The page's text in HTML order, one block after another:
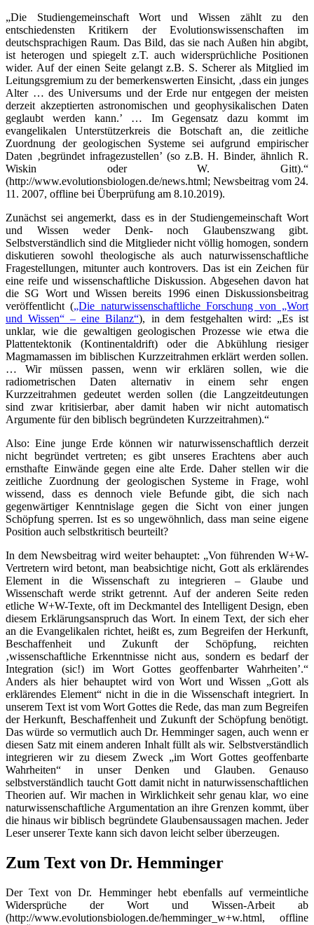
„Die Studiengemeinschaft Wort und Wissen zählt zu den
entschiedensten Kritikern der Evolutionswissenschaften im
deutschsprachigen Raum. Das Bild, das sie nach Außen hin abgibt,
ist heterogen und spiegelt z.T. auch widersprüchliche Positionen
wider. Auf der einen Seite gelangt z.B. S. Scherer als Mitglied im
Leitungsgremium zu der bemerkenswerten Einsicht, ‚dass ein junges
Alter … des Universums und der Erde nur entgegen der meisten
derzeit akzeptierten astronomischen und geophysikalischen Daten
geglaubt werden kann.’ … Im Gegensatz dazu kommt im
evangelikalen Unterstützerkreis die Botschaft an, die zeitliche
Zuordnung der geologischen Systeme sei aufgrund empirischer
Daten ‚begründet infragezustellen’ (so z.B. H. Binder, ähnlich R.
Wiskin oder W. Gitt).“
(http://www.evolutionsbiologen.de/news.html; Newsbeitrag vom 24.
11. 2007, offline bei Überprüfung am 8.10.2019).
Zunächst sei angemerkt, dass es in der Studiengemeinschaft Wort
und Wissen weder Denk- noch Glaubenszwang gibt.
Selbstverständlich sind die Mitglieder nicht völlig homogen, sondern
diskutieren sowohl theologische als auch naturwissenschaftliche
Fragestellungen, mitunter auch kontrovers. Das ist ein Zeichen für
eine reife und wissenschaftliche Diskussion. Abgesehen davon hat
die SG Wort und Wissen bereits 1996 einen Diskussionsbeitrag
veröffentlicht („Die naturwissenschaftliche Forschung von „Wort
und Wissen“ – eine Bilanz“), in dem festgehalten wird: „Es ist
unklar, wie die gewaltigen geologischen Prozesse wie etwa die
Plattentektonik (Kontinentaldrift) oder die Abkühlung riesiger
Magmamassen im biblischen Kurzzeitrahmen erklärt werden sollen.
… Wir müssen passen, wenn wir erklären sollen, wie die
radiometrischen Daten alternativ in einem sehr engen
Kurzzeitrahmen gedeutet werden sollen (die Langzeitdeutungen
sind zwar kritisierbar, aber damit haben wir nicht automatisch
Argumente für den biblisch begründeten Kurzzeitrahmen).“
Also: Eine junge Erde können wir naturwissenschaftlich derzeit
nicht begründet vertreten; es gibt unseres Erachtens aber auch
ernsthafte Einwände gegen eine alte Erde. Daher stellen wir die
zeitliche Zuordnung der geologischen Systeme in Frage, wohl
wissend, dass es dennoch viele Befunde gibt, die sich nach
gegenwärtiger Kenntnislage gegen die Sicht von einer jungen
Schöpfung sperren. Ist es so ungewöhnlich, dass man seine eigene
Position auch selbstkritisch beurteilt?
In dem Newsbeitrag wird weiter behauptet: „Von führenden W+W-
Vertretern wird betont, man beabsichtige nicht, Gott als erklärendes
Element in die Wissenschaft zu integrieren – Glaube und
Wissenschaft werde strikt getrennt. Auf der anderen Seite reden
etliche W+W-Texte, oft im Deckmantel des Intelligent Design, eben
diesem Erklärungsanspruch das Wort. In einem Text, der sich eher
an die Evangelikalen richtet, heißt es, zum Begreifen der Herkunft,
Beschaffenheit und Zukunft der Schöpfung, reichten
‚wissenschaftliche Erkenntnisse nicht aus, sondern es bedarf der
Integration (sic!) im Wort Gottes geoffenbarter Wahrheiten’.“
Anders als hier behauptet wird von Wort und Wissen „Gott als
erklärendes Element“ nicht in die in die Wissenschaft integriert. In
unserem Text ist vom Wort Gottes die Rede, das man zum Begreifen
der Herkunft, Beschaffenheit und Zukunft der Schöpfung benötigt.
Das würde so vermutlich auch Dr. Hemminger sagen, auch wenn er
diesen Satz mit einem anderen Inhalt füllt als wir. Selbstverständlich
integrieren wir zu diesem Zweck „im Wort Gottes geoffenbarte
Wahrheiten“ in unser Denken und Glauben. Genauso
selbstverständlich taucht Gott damit nicht in naturwissenschaftlichen
Theorien auf. Wir machen in Wirklichkeit sehr genau klar, wo eine
naturwissenschaftliche Argumentation an ihre Grenzen kommt, über
die hinaus wir biblisch begründete Glaubensaussagen machen. Jeder
Leser unserer Texte kann sich davon leicht selber überzeugen.
Zum Text von Dr. Hemminger
Der Text von Dr. Hemminger hebt ebenfalls auf vermeintliche
Widersprüche der Wort und Wissen-Arbeit ab
(http://www.evolutionsbiologen.de/hemminger_w+w.html, offline